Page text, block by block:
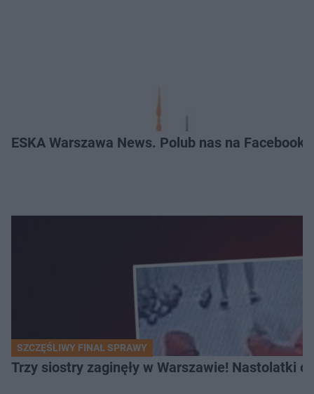
ESKA Warszawa News. Polub nas na
SZCZĘŚLIWY FINAŁ SPRAWY
Trzy siostry zaginęły w Warszawie! Nastolatki